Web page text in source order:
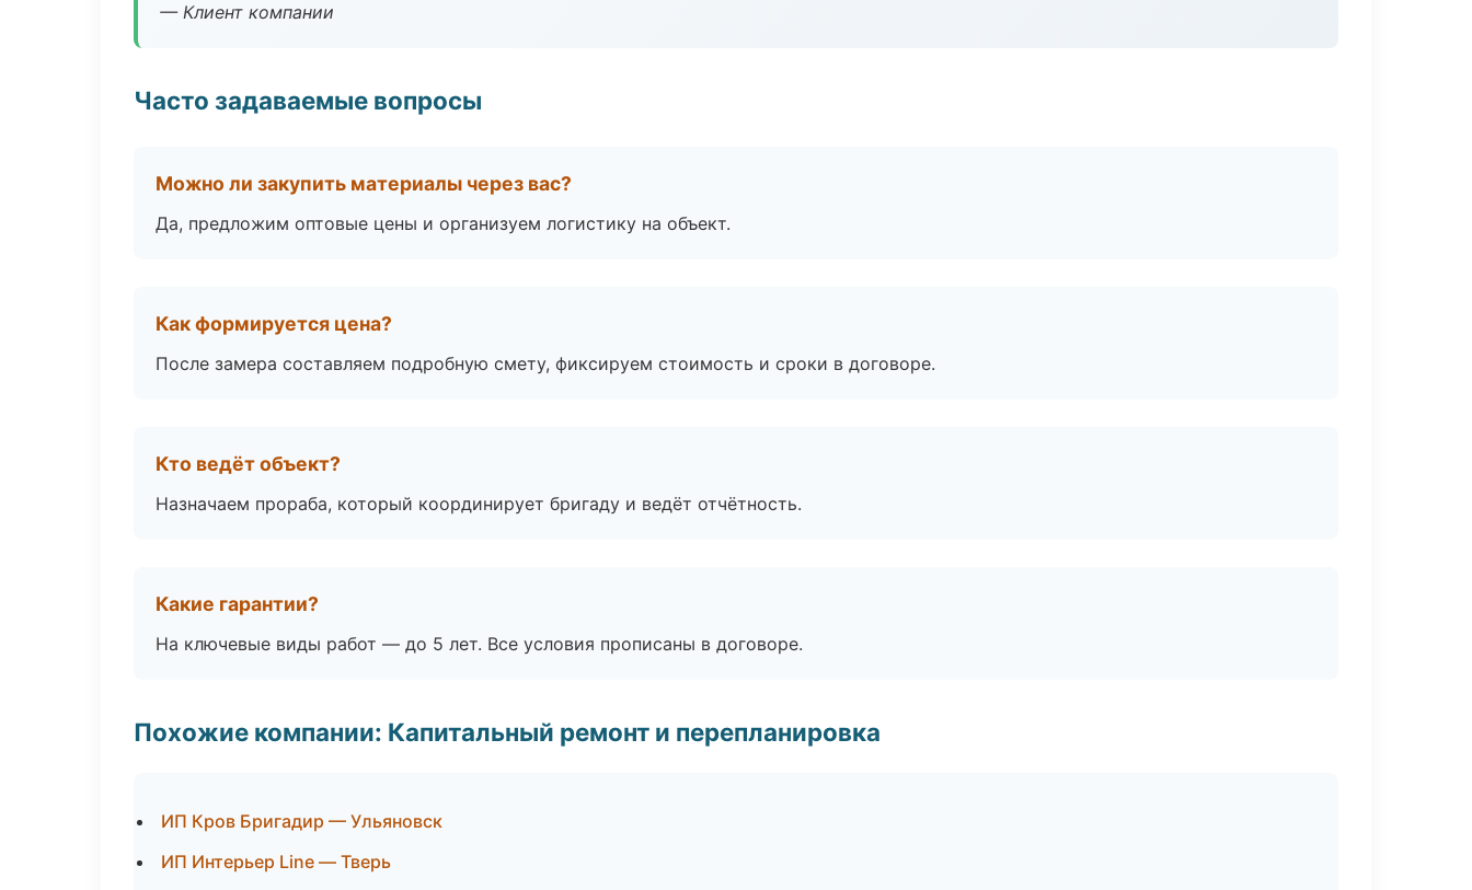
— Клиент компании
Часто задаваемые вопросы
Можно ли закупить материалы через вас?
Да, предложим оптовые цены и организуем логистику на объект.
Как формируется цена?
После замера составляем подробную смету, фиксируем стоимость и сроки в договоре.
Кто ведёт объект?
Назначаем прораба, который координирует бригаду и ведёт отчётность.
Какие гарантии?
На ключевые виды работ — до 5 лет. Все условия прописаны в договоре.
Похожие компании: Капитальный ремонт и перепланировка
ИП Кров Бригадир — Ульяновск
ИП Интерьер Line — Тверь